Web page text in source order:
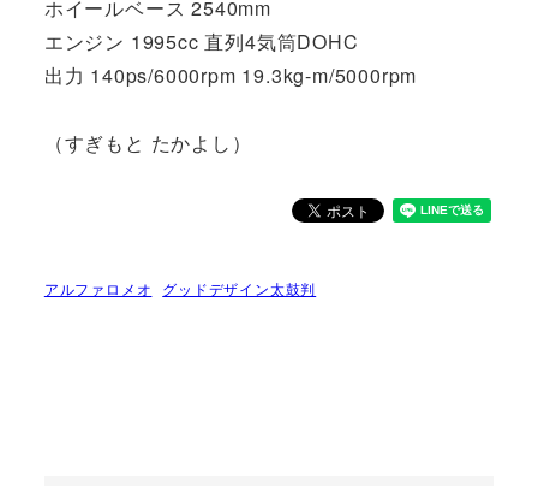
ホイールベース 2540mm
エンジン 1995cc 直列4気筒DOHC
出力 140ps/6000rpm 19.3kg-m/5000rpm
（すぎもと たかよし）
アルファロメオ グッドデザイン太鼓判